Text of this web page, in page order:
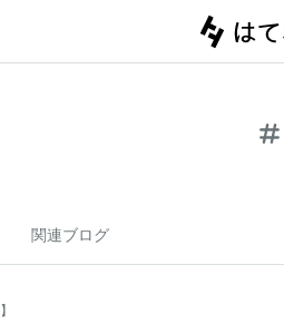
関連ブログ
】